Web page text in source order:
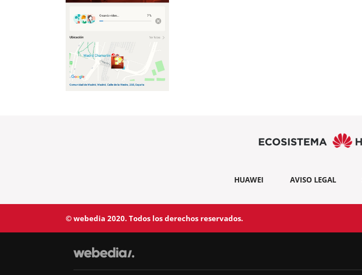
HUAWEI AVISO LEGAL
© webedia 2020. Todos los derechos reservados.